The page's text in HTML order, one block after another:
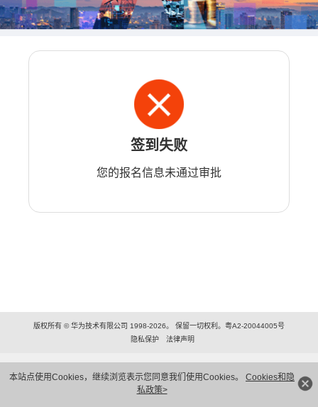
本站点使用Cookies，继续浏览表示您同意我们使用Cookies。 Cookies和隐
私政策>
签到失败
您的报名信息未通过审批
版权所有 © 华为技术有限公司 1998-2026。 保留一切权利。粤A2-20044005号
隐私保护
法律声明